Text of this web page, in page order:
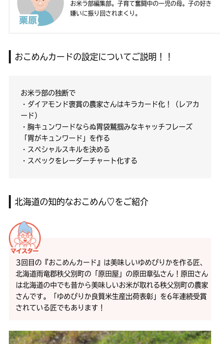
お米ラ部編集部。子育て奮闘中の一児の母。子の好き
嫌いに振り回されまくり。
おこめんカードの設定についてご説明！！
お米ラ部の独断で
・ダイアモンド褒賞の農家さんはキラカード化！（レアカ
ード）
・胸キュンワードならぬ胃袋鷲掴みなキャッチフレーズ
「胃がキュンワード」を作る
・スペシャルスキルを決める
・スペックをレーダーチャート化する
北海道の知的なおこめん♡をご紹介
3回目の『おこめんカード』は美味しいゆめぴりかを作る匠、
北海道雨竜郡秩父別町の「原田屋」の原田章弘さん！原田さん
は北海道の中でも昔から美味しいお米が取れる秩父別町の農家
さんです。「ゆめぴりか良質米生産出荷表彰」を6年連続受賞
されている匠でもあります！